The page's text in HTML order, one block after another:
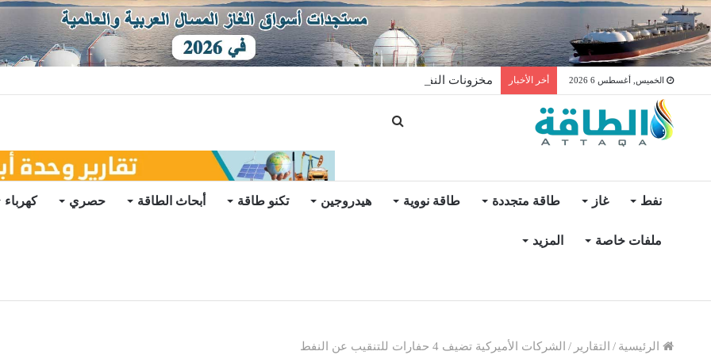
الخميس, أغسطس 6 2026 أخر الأخبار مخزونات النفط الأميركية ترتفع 2.5 مليون برميل عكس التوقعات
نفط غاز طاقة متجددة طاقة نووية هيدروجين تكنو طاقة أبحاث الطاقة حصري كهرباء
ملفات خاصة المزيد
الرئيسية / التقارير / الشركات الأميركية تضيف 4 حفارات للتنقيب عن النفط